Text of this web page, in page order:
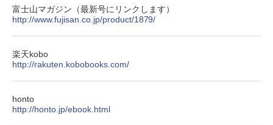
富士山マガジン（最新号にリンクします）
http://www.fujisan.co.jp/product/1879/
楽天kobo
http://rakuten.kobobooks.com/
honto
http://honto.jp/ebook.html